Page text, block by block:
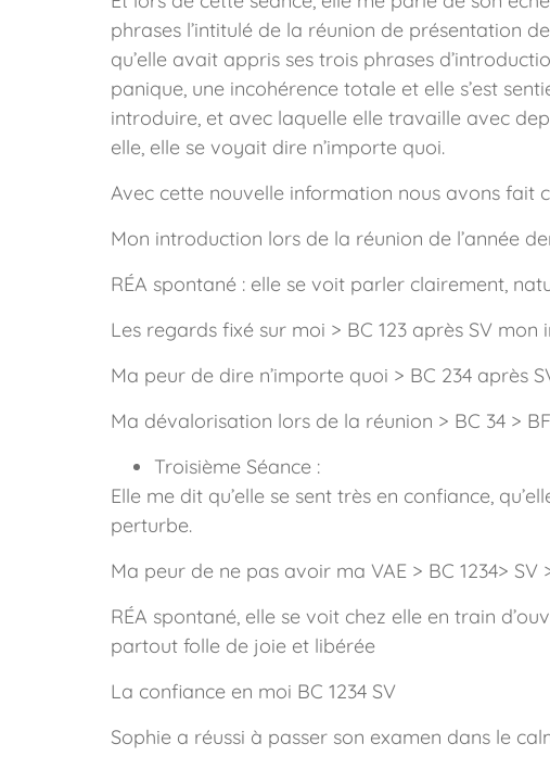
phrases l’intitulé de la réunion de présentation
qu’elle avait appris ses trois phrases
panique, une incohérence totale et elle s’est
introduire, et avec laquelle elle travaille avec
elle, elle se voyait dire n’importe quoi.
Avec cette nouvelle information nous avons fait
Mon introduction lors de la réunion de l’année
RÉA spontané : elle se voit parler clairement,
Les regards fixé sur moi > BC 123 après SV mon
Ma peur de dire n’importe quoi > BC 234 après
Ma dévalorisation lors de la réunion > BC 34 >
Troisième Séance :
Elle me dit qu’elle se sent très en confiance,
perturbe.
Ma peur de ne pas avoir ma VAE > BC 1234> SV
RÉA spontané, elle se voit chez elle en train
partout folle de joie et libérée
La confiance en moi BC 1234 SV
Sophie a réussi à passer son examen dans le